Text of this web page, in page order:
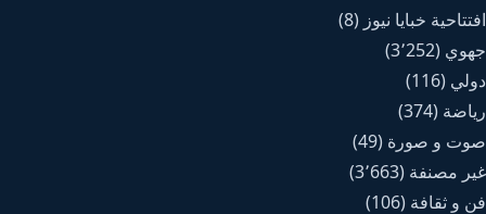
افتتاحية خبايا نيوز (8)
جهوي (3٬252)
دولي (116)
رياضة (374)
صوت و صورة (49)
غير مصنفة (3٬663)
فن و ثقافة (106)